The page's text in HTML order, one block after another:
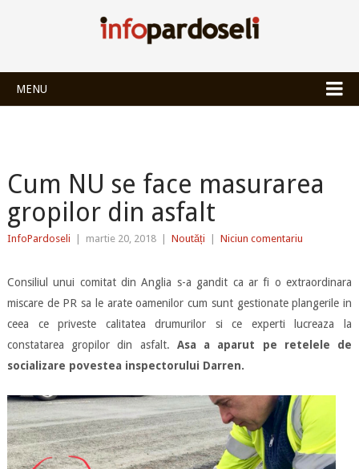
MENU
Cum NU se face masurarea
gropilor din asfalt
InfoPardoseli martie 20, 2018 Noutăți Niciun comentariu
Consiliul unui comitat din Anglia s-a gandit ca ar fi o extraordinara
miscare de PR sa le arate oamenilor cum sunt gestionate plangerile in
ceea ce priveste calitatea drumurilor si ce experti lucreaza la
constatarea gropilor din asfalt. Asa a aparut pe retelele de
socializare povestea inspectorului Darren.